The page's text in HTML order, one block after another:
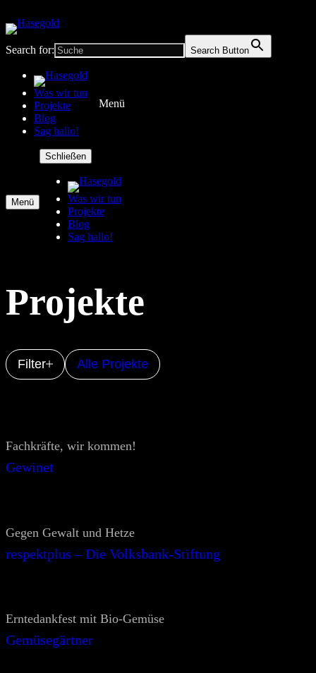
Search for: Search Button
Was wir tun
Projekte
Blog
Sag hallo!
Menü
Menü
Schließen
Was wir tun
Projekte
Blog
Sag hallo!
Projekte
Filter Alle Projekte
Fachkräfte, wir kommen!
Gewinet
Gegen Gewalt und Hetze
respektplus – Die Volksbank-Stiftung
Erntedankfest mit Bio-Gemüse
Gemüsegärtner